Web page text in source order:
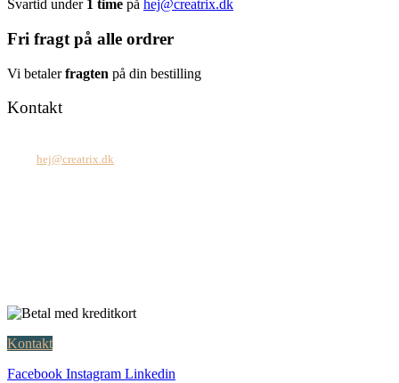
Svartid under 1 time på hej@creatrix.dk
Fri fragt på alle ordrer
Vi betalerfragten på din bestilling
Kontakt
hej@creatrix.dk
Kontakt
Facebook Instagram Linkedin